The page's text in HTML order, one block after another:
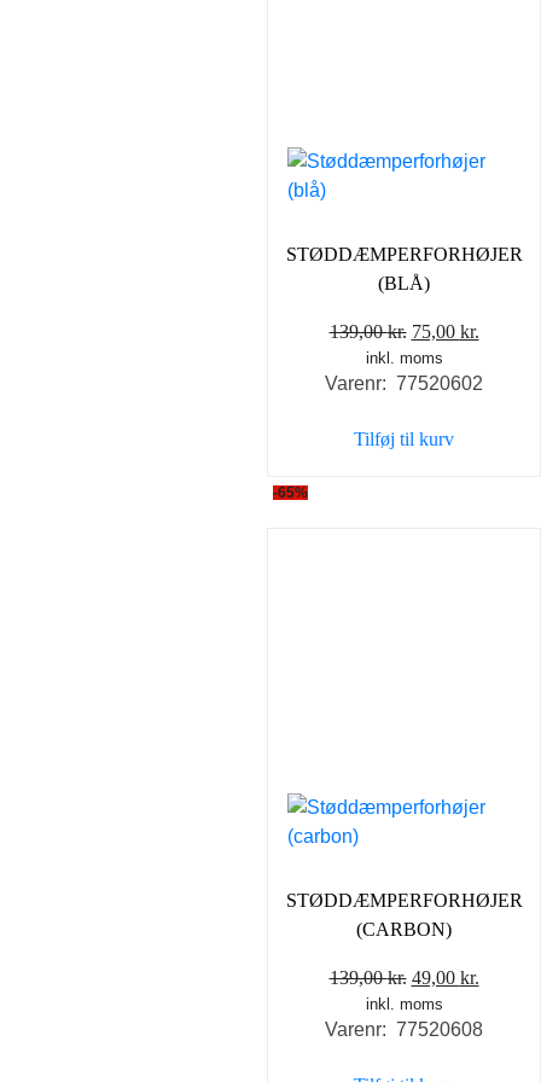
STØDDÆMPERFORHØJER
(BLÅ)
139,00kr. Den
oprindelige
pris
139,00 kr..
75,00 kr.
pris
inkl. moms
Varenr: 77520602
Tilføj til kurv
-65%
STØDDÆMPERFORHØJER
(CARBON)
139,00kr. Den
oprindelige
pris
49,00 kr.
pris
inkl. moms
Varenr: 77520608